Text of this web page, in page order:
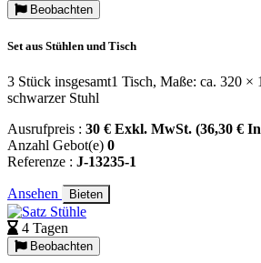
Beobachten
Set aus Stühlen und Tisch
3 Stück insgesamt1 Tisch, Maße: ca. 320 ×
schwarzer Stuhl
Ausrufpreis : 30 € Exkl. MwSt. (36,30 €
Anzahl Gebot(e) 0
Referenze : J-13235-1
Ansehen Bieten
4 Tagen
Beobachten